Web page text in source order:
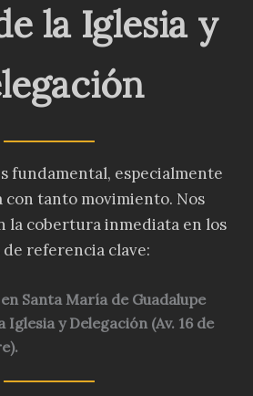
la Iglesia y
fundamental, especialmente
con tanto movimiento. Nos
la cobertura inmediata en los
referencia clave:
Santa María de Guadalupe
Iglesia y Delegación (Av. 16 de
.